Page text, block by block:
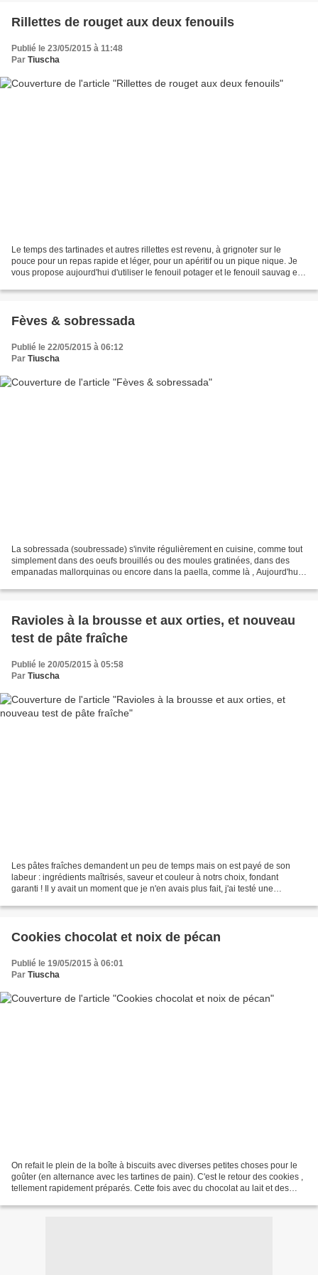
Rillettes de rouget aux deux fenouils
Publié le 23/05/2015 à 11:48
Par Tiuscha
Le temps des tartinades et autres rillettes est revenu, à grignoter sur le
pouce pour un repas rapide et léger, pour un apéritif ou un pique nique. Je
vous propose aujourd'hui d'utiliser le fenouil potager et le fenouil sauvag e
Fèves & sobressada
Publié le 22/05/2015 à 06:12
Par Tiuscha
La sobressada (soubressade) s'invite régulièrement en cuisine, comme tout
simplement dans des oeufs brouillés ou des moules gratinées, dans des
empanadas mallorquinas ou encore dans la paella, comme là , Aujourd'hui
Ravioles à la brousse et aux orties, et nouveau
test de pâte fraîche
Publié le 20/05/2015 à 05:58
Par Tiuscha
Les pâtes fraîches demandent un peu de temps mais on est payé de son
labeur : ingrédients maîtrisés, saveur et couleur à notrs choix, fondant
garanti ! Il y avait un moment que je n'en avais plus fait, j'ai testé une
Cookies chocolat et noix de pécan
Publié le 19/05/2015 à 06:01
Par Tiuscha
On refait le plein de la boîte à biscuits avec diverses petites choses pour le
goûter (en alternance avec les tartines de pain). C'est le retour des cookies ,
tellement rapidement préparés. Cette fois avec du chocolat au lait et des